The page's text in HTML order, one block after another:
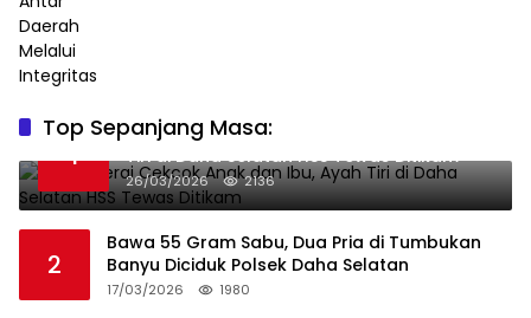
Top Sepanjang Masa:
1
Niat Melerai Cekcok Anak dan Ibu, Ayah
Tiri di Daha Selatan HSS Tewas Ditikam
26/03/2026 2136
2
Bawa 55 Gram Sabu, Dua Pria di Tumbukan
Banyu Diciduk Polsek Daha Selatan
17/03/2026 1980